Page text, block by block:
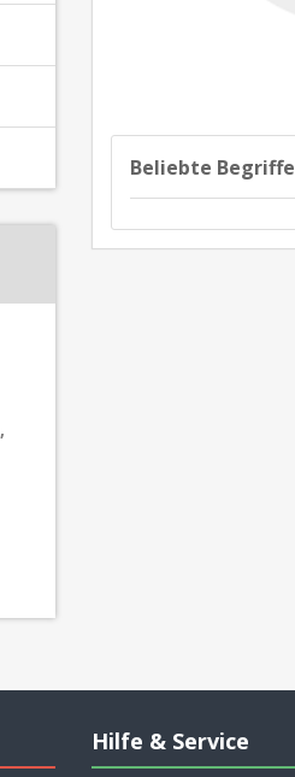
,
Beliebte Begriffe
Hilfe & Service